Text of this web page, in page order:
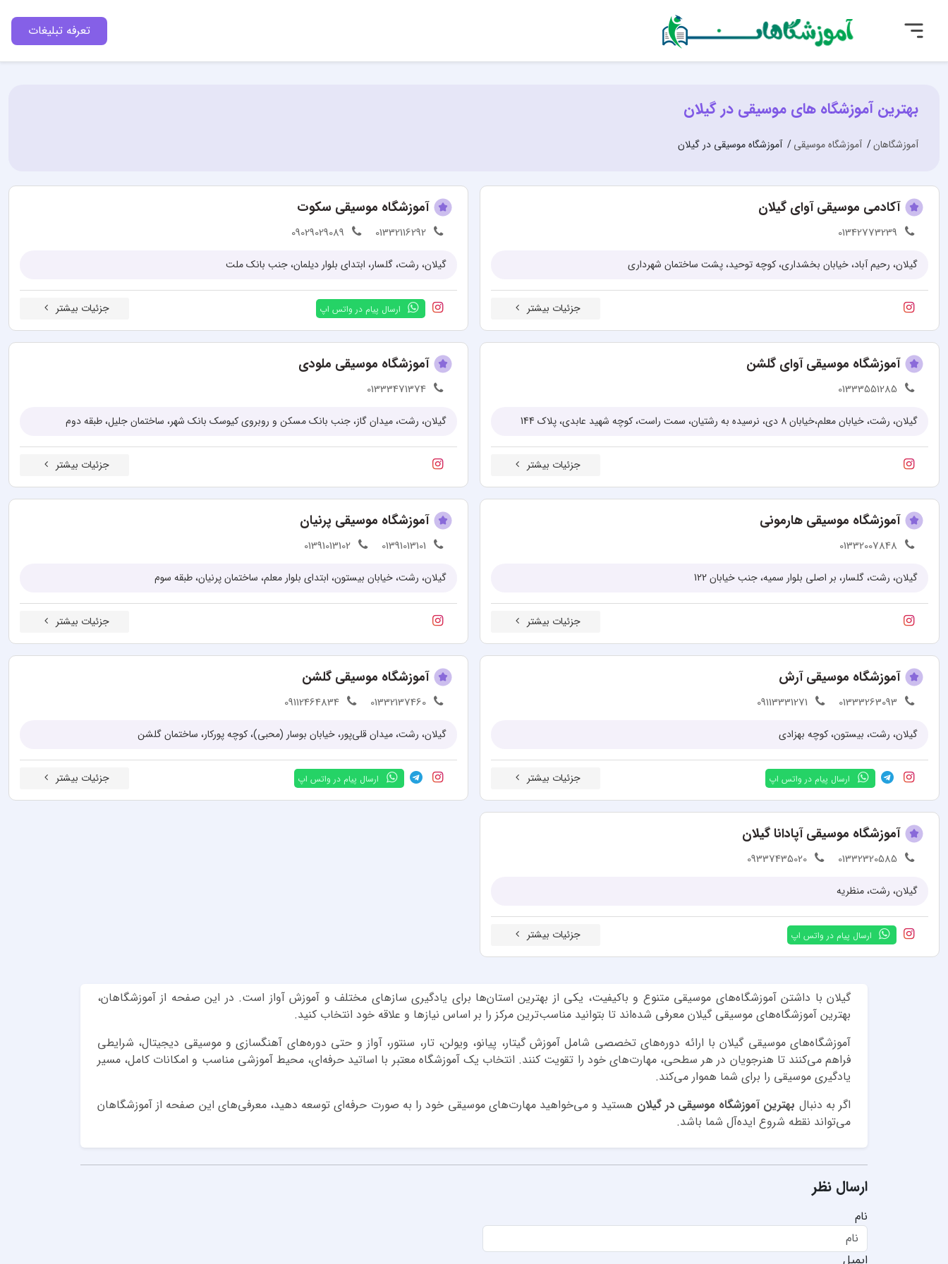
تعرفه تبلیغات
بهترین آموزشگاه های موسیقی در گیلان
آموزشگاهان آموزشگاه موسیقی آموزشگاه موسیقی در گیلان
آکادمی موسیقی آوای گیلان
01342773239
گیلان، رحیم آباد، خیابان بخشداری، کوچه توحید، پشت ساختمان شهرداری
جزئیات بیشتر
آموزشگاه موسیقی سکوت
01332116292
09029029089
گیلان، رشت، گلسار، ابتدای بلوار دیلمان، جنب بانک ملت
ارسال پیام در واتس اپ جزئیات بیشتر
آموزشگاه موسیقی آوای گلشن
01333551285
گیلان، رشت، خیابان معلم،خیابان 8 دی، نرسیده به رشتیان، سمت راست، کوچه شهید عابدی، پلاک 144
جزئیات بیشتر
آموزشگاه موسیقی ملودی
01333471374
گیلان، رشت، میدان گاز، جنب بانک مسکن و روبروی کیوسک بانک شهر، ساختمان جلیل، طبقه دوم
جزئیات بیشتر
آموزشگاه موسیقی هارمونی
01332007848
گیلان، رشت، گلسار، بر اصلی بلوار سمیه، جنب خیابان 122
جزئیات بیشتر
آموزشگاه موسیقی پرنیان
01391013101
01391013102
گیلان، رشت، خیابان بیستون، ابتدای بلوار معلم، ساختمان پرنیان، طبقه سوم
جزئیات بیشتر
آموزشگاه موسیقی آرش
01333263093
09113331271
گیلان، رشت، بیستون، کوچه بهزادی
ارسال پیام در واتس اپ جزئیات بیشتر
آموزشگاه موسیقی گلشن
01332137460
09112464834
گیلان، رشت، میدان قلی‌پور، خیابان بوسار (محبی)، کوچه پورکار، ساختمان گلشن
ارسال پیام در واتس اپ جزئیات بیشتر
آموزشگاه موسیقی آپادانا گیلان
01332320585
09337435020
گیلان، رشت، منظریه
ارسال پیام در واتس اپ جزئیات بیشتر
گیلان با داشتن آموزشگاه‌های موسیقی متنوع و باکیفیت، یکی از بهترین استان‌ها برای یادگیری سازهای مختلف و آموزش آواز است. در این صفحه از آموزشگاهان،
بهترین آموزشگاه‌های موسیقی گیلان معرفی شده‌اند تا بتوانید مناسب‌ترین مرکز را بر اساس نیازها و علاقه خود انتخاب کنید.
آموزشگاه‌های موسیقی گیلان با ارائه دوره‌های تخصصی شامل آموزش گیتار، پیانو، ویولن، تار، سنتور، آواز و حتی دوره‌های آهنگسازی و موسیقی دیجیتال، شرایطی
فراهم می‌کنند تا هنرجویان در هر سطحی، مهارت‌های خود را تقویت کنند. انتخاب یک آموزشگاه معتبر با اساتید حرفه‌ای، محیط آموزشی مناسب و امکانات کامل، مسیر
یادگیری موسیقی را برای شما هموار می‌کند.
اگر به دنبال بهترین آموزشگاه موسیقی در گیلان هستید و می‌خواهید مهارت‌های موسیقی خود را به صورت حرفه‌ای توسعه دهید، معرفی‌های این صفحه از آموزشگاهان
می‌تواند نقطه شروع ایده‌آل شما باشد.
ارسال نظر
نام
ایمیل